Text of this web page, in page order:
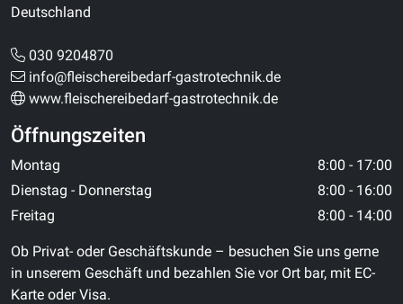
Deutschland
030 9204870
info@fleischereibedarf-gastrotechnik.de
www.fleischereibedarf-gastrotechnik.de
Öffnungszeiten
Montag
8:00 - 17:00
Dienstag - Donnerstag
8:00 - 16:00
Freitag
8:00 - 14:00
Ob Privat- oder Geschäftskunde – besuchen Sie uns gerne
in unserem Geschäft und bezahlen Sie vor Ort bar, mit EC-
Karte oder Visa.